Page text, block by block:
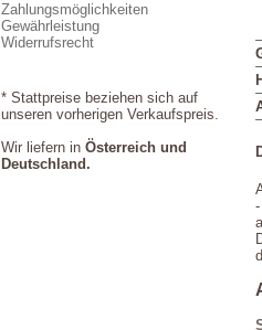
Zahlungsmöglichkeiten
Gewährleistung
Widerrufsrecht
* Stattpreise beziehen sich auf
unseren vorherigen Verkaufspreis.
Wir liefern in Österreich und
Deutschland.